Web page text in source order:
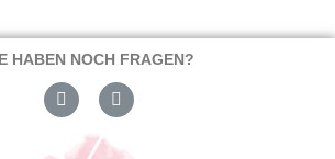
HABEN NOCH FRAGEN?